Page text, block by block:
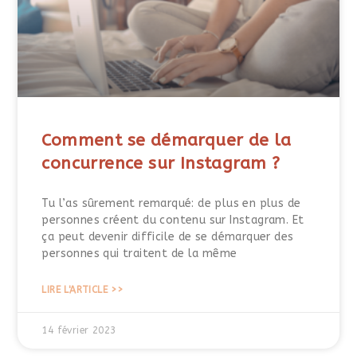
Comment se démarquer de la
concurrence sur Instagram ?
Tu l’as sûrement remarqué: de plus en plus de
personnes créent du contenu sur Instagram. Et
ça peut devenir difficile de se démarquer des
personnes qui traitent de la même
LIRE L'ARTICLE >>
14 février 2023